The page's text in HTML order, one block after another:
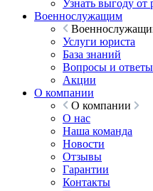
Узнать выгоду от
Военнослужащим
Услуги юриста
База знаний
Вопросы и ответы
Акции
О компании
О компании
О нас
Наша команда
Новости
Отзывы
Гарантии
Контакты